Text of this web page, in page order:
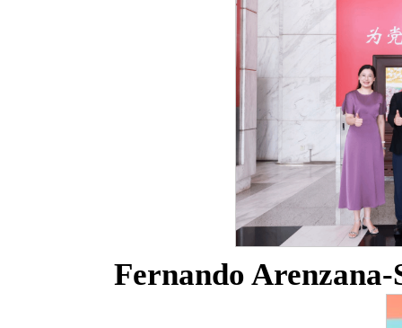
Fernando Arenzana-